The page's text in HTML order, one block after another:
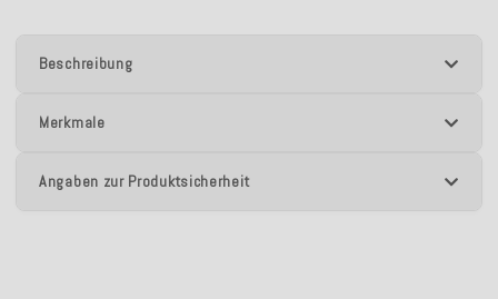
Beschreibung
Merkmale
Angaben zur Produktsicherheit